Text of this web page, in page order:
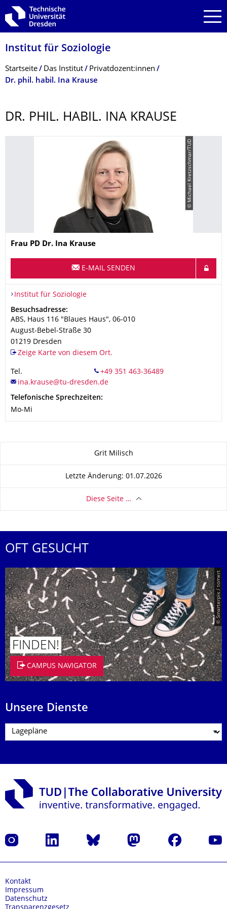
Zur Hauptnavigation springen
Zur Suche springen
Zum Inhalt springen
Institut für Soziologie
Breadcrumb-Menü
Startseite Das Institut
Privatdozent:innen
Dr. phil. habil. Ina Krause
DR. PHIL. HABIL. INA KRAUSE
© Michael Kretzschmar/TUD
Name
Frau PD Dr. Ina Krause
E-MAIL SENDEN
Organisationsname
Institut für Soziologie
Institut für Soziologie
Adresse
Besuchsadresse:
ABS, Haus 116 "Blaues Haus", 06-010
August-Bebel-Straße 30
01219 Dresden
Zeige Karte von diesem Ort.
Tel.
Telefonische Sprechzeiten:
Mo-Mi
Grit Milisch
Letzte Änderung: 01.07.2026
Diese Seite …
OFT GESUCHT
© Smarterpix / tomert
FINDEN!
CAMPUS NAVIGATOR
Unsere Dienste
Instagram LinkedIn Bluesky Mastodon Facebook
Kontakt
Impressum
Datenschutz